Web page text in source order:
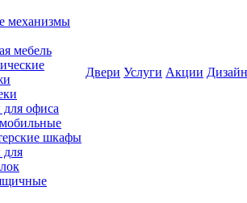
механизмы
мебель
офиса
шкафы
Двери Услуги Акции